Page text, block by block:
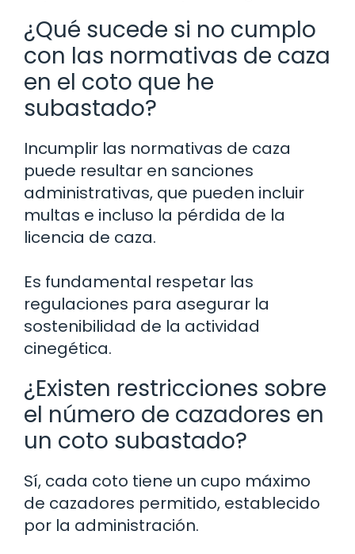
¿Qué sucede si no cumplo
con las normativas de caza
en el coto que he
subastado?
Incumplir las normativas de caza
puede resultar en sanciones
administrativas, que pueden incluir
multas e incluso la pérdida de la
licencia de caza.
Es fundamental respetar las
regulaciones para asegurar la
sostenibilidad de la actividad
cinegética.
¿Existen restricciones sobre
el número de cazadores en
un coto subastado?
Sí, cada coto tiene un cupo máximo
de cazadores permitido, establecido
por la administración.